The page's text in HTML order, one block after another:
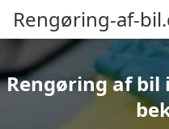
Rengøring-af-
Rengøring af bil